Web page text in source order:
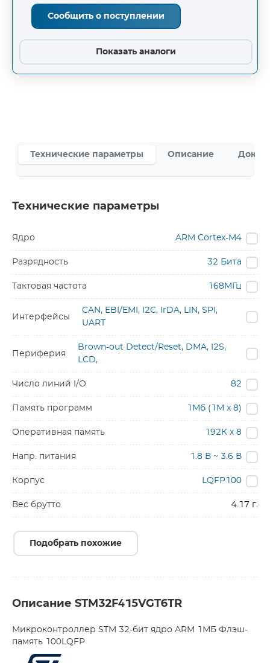
Сообщить о поступлении
Показать аналоги
Технические параметры Описание
Технические параметры
Ядро ARM Cortex-M4
Разрядность 32 Бита
Тактовая частота 168МГц
Интерфейсы
CAN, EBI/EMI, I2C, IrDA, LIN, SPI,
UART
Периферия
Brown-out Detect/Reset, DMA, I2S,
LCD,
Число линий I/O 82
Память программ 1Мб (1М x 8)
Оперативная память 192К x 8
Напр. питания 1.8 В ~ 3.6 В
Корпус LQFP100
Вес брутто 4.17 г.
Подобрать похожие
Описание STM32F415VGT6TR
Микроконтроллер STM 32-бит ядро ARM 1МБ Флэш-
память 100LQFP